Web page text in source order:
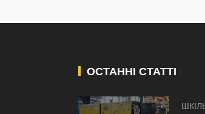
ОСТАННІ СТАТТІ